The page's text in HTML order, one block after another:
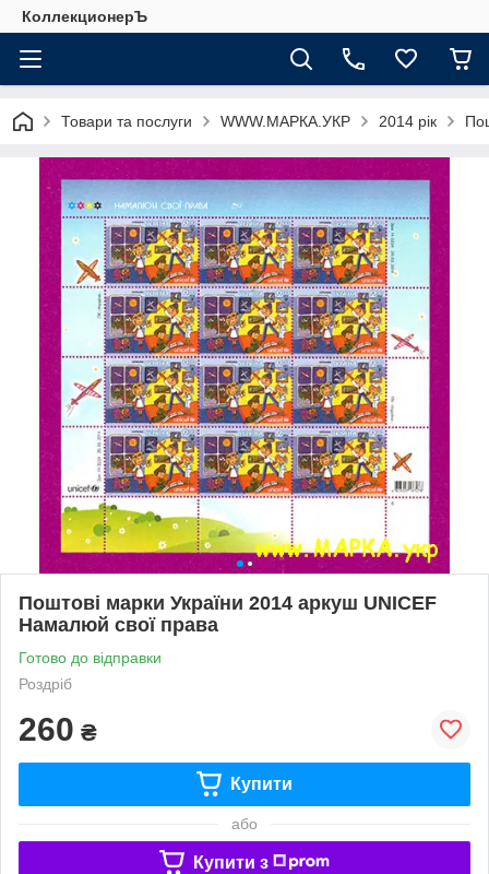
КоллекционерЪ
Товари та послуги WWW.МАРКА.УКР 2014 рік
Поштові марки України 2014 аркуш UNІCEF
Намалюй свої права
Готово до відправки
Роздріб
260 ₴
Купити
або
Купити з